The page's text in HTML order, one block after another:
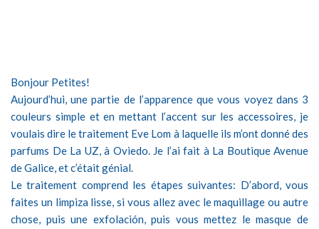
Bonjour Petites!
Aujourd’hui, une partie de l’apparence que vous voyez dans 3
couleurs simple et en mettant l’accent sur ​​les accessoires, je
voulais dire le traitement Eve Lom à laquelle ils m’ont donné des
parfums De La UZ, à Oviedo. Je l’ai fait à La Boutique Avenue
de Galice, et c’était génial.
Le traitement comprend les étapes suivantes: D’abord, vous
faites un limpiza lisse, si vous allez avec le maquillage ou autre
chose, puis une exfolación, puis vous mettez le masque de